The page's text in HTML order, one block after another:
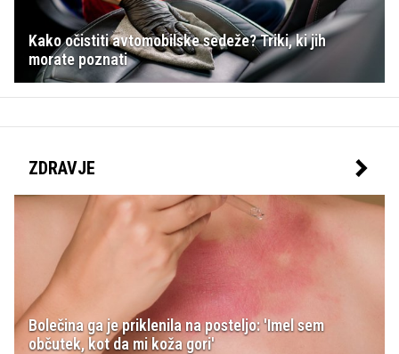
Kako očistiti avtomobilske sedeže? Triki, ki jih
morate poznati
ZDRAVJE
Bolečina ga je priklenila na posteljo: 'Imel sem
občutek, kot da mi koža gori'